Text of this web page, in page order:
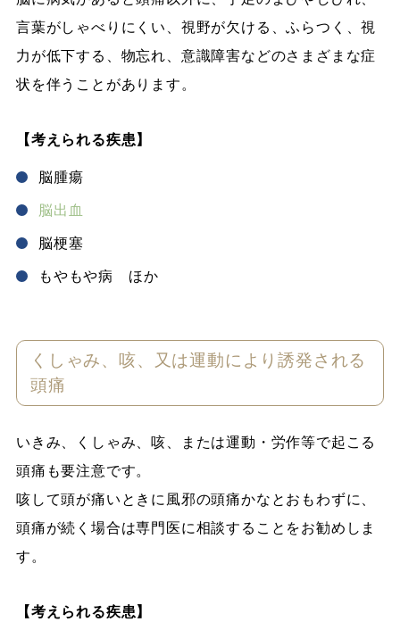
言葉がしゃべりにくい、視野が欠ける、ふらつく、視
力が低下する、物忘れ、意識障害などのさまざまな症
状を伴うことがあります。
【考えられる疾患】
脳腫瘍
脳出血
脳梗塞
もやもや病 ほか
くしゃみ、咳、又は運動により誘発される
頭痛
いきみ、くしゃみ、咳、または運動・労作等で起こる
頭痛も要注意です。
咳して頭が痛いときに風邪の頭痛かなとおもわずに、
頭痛が続く場合は専門医に相談することをお勧めしま
す。
【考えられる疾患】